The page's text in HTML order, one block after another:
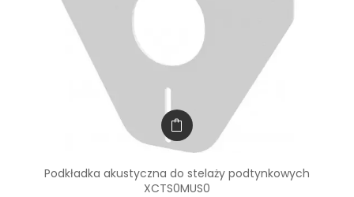
Podkładka akustyczna do stelaży podtynkowych
XCTS0MUS0